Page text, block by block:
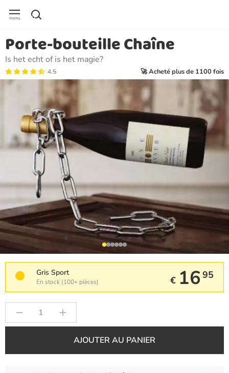
Porte-bouteille Chaîne
Is het echt of is het magie?
4.5 🚀 Acheté plus de 1100 fois
Gris Sport
En stock (100+ pièces) € 16 95
AJOUTER AU PANIER